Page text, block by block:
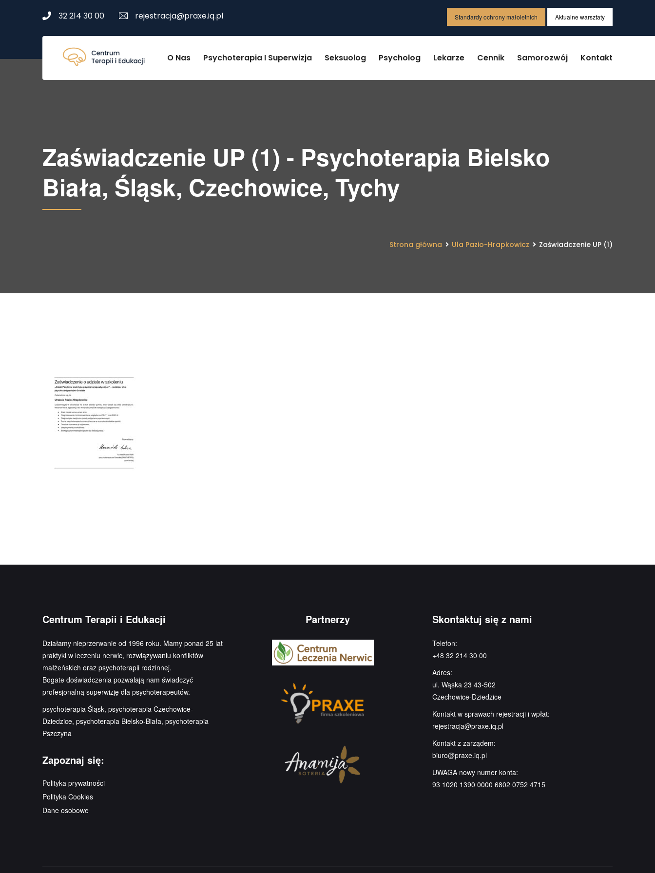
32 214 30 00 rejestracja@praxe.iq.pl Standardy ochrony małoletnich Aktualne warsztaty
O Nas Psychoterapia I Superwizja Seksuolog Psycholog Lekarze Cennik Samorozwój Kontakt
Zaświadczenie UP (1) - Psychoterapia Bielsko
Biała, Śląsk, Czechowice, Tychy
Strona główna Ula Pazio-Hrapkowicz Zaświadczenie UP (1)
Centrum Terapii i Edukacji
Działamy nieprzerwanie od 1996 roku. Mamy ponad 25 lat
praktyki w leczeniu nerwic, rozwiązywaniu konfliktów
małżeńskich oraz psychoterapii rodzinnej.
Bogate doświadczenia pozwalają nam świadczyć
profesjonalną superwizję dla psychoterapeutów.
psychoterapia Śląsk, psychoterapia Czechowice-
Dziedzice, psychoterapia Bielsko-Biała, psychoterapia
Pszczyna
Zapoznaj się:
Polityka prywatności
Polityka Cookies
Dane osobowe
Partnerzy Skontaktuj się z nami
Telefon:
+48 32 214 30 00
Adres:
ul. Wąska 23 43-502
Czechowice-Dziedzice
Kontakt w sprawach rejestracji i wpłat:
rejestracja@praxe.iq.pl
Kontakt z zarządem:
biuro@praxe.iq.pl
UWAGA nowy numer konta:
93 1020 1390 0000 6802 0752 4715